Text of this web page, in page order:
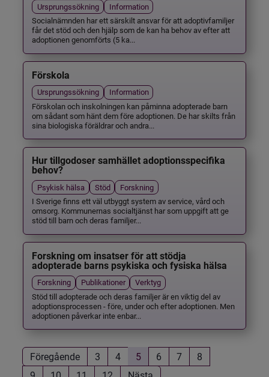
Ursprungssökning
Information
Socialnämnden har ett särskilt ansvar för att adoptivfamiljer
får det stöd och den hjälp som de kan ha behov av efter att
adoptionen genomförts (5 ka...
Förskola
Ursprungssökning
Information
Förskolan och inskolningen kan påminna adopterade barn
om sådant som hänt dem före adoptionen. De har skilts från
sina biologiska föräldrar och andra...
Hur tillgodoser samhället adoptionsspecifika
behov?
Psykisk hälsa Stöd
Forskning
I Sverige finns ett väl utbyggt system av service, vård och
omsorg. Kommunernas socialtjänst har som uppgift att ge
stöd till barn och deras familjer...
Forskning om insatser för att stödja
adopterade barns psykiska och fysiska hälsa
Forskning Publikationer
Verktyg
Stöd till adopterade och deras familjer är en viktig del av
adoptionsprocessen - före, under och efter adoptionen. Men
adoptionen påverkar inte enbar...
Föregående 3 4 5 6 7
8